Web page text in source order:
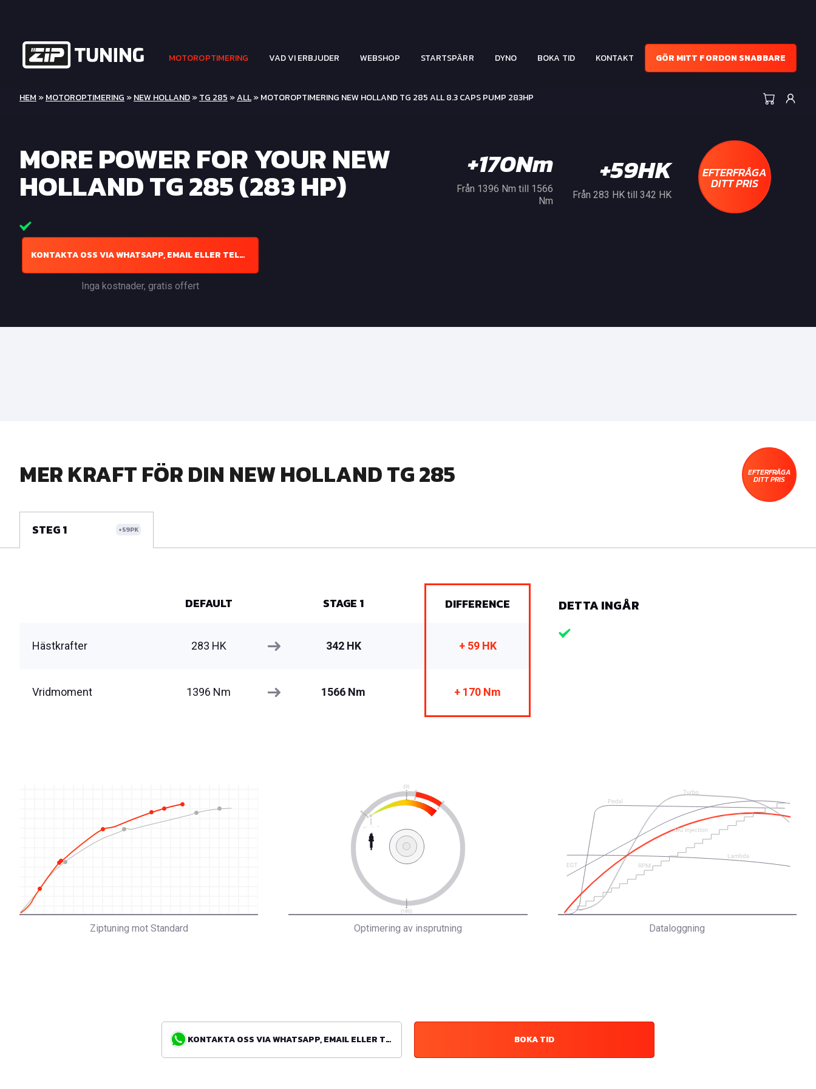
MOTOROPTIMERING VAD VI ERBJUDER WEBSHOP STARTSPÄRR DYNO BOKA TID KONTAKT GÖR MITT FORDON SNABBARE
HEM »MOTOROPTIMERING »NEW HOLLAND»TG 285 »ALL» MOTOROPTIMERING NEW HOLLAND TG 285 ALL 8.3 CAPS PUMP 283HP
MORE POWER FOR YOUR NEW
HOLLAND TG 285 (283 HP)
KONTAKTA OSS VIA WHATSAPP, EMAIL ELLER TELEFON
Inga kostnader, gratis offert
+170Nm
Från 1396 Nm till 1566
Nm
+59HK
Från 283 HK till 342 HK
EFTERFRÅGA
DITT PRIS
MER KRAFT FÖR DIN NEW HOLLAND TG 285 EFTERFRÅGA
DITT PRIS
STEG 1 +59PK
DEFAULT STAGE 1 DIFFERENCE
Hästkrafter 283 HK 342 HK + 59 HK
Vridmoment 1396 Nm 1566 Nm + 170 Nm
DETTA INGÅR
Ziptuning mot Standard Optimering av insprutning Dataloggning
KONTAKTA OSS VIA WHATSAPP, EMAIL ELLER TELEFON BOKA TID